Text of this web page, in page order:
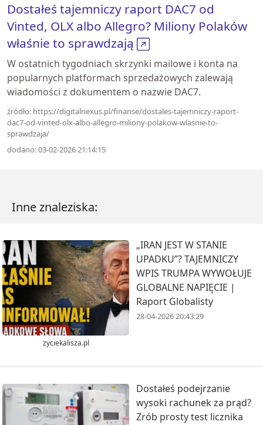
Dostałeś tajemniczy raport DAC7 od
Vinted, OLX albo Allegro? Miliony Polaków
właśnie to sprawdzają
W ostatnich tygodniach skrzynki mailowe i konta na
popularnych platformach sprzedażowych zalewają
wiadomości z dokumentem o nazwie DAC7.
źródło: https://digitalnexus.pl/finanse/dostales-tajemniczy-raport-
dac7-od-vinted-olx-albo-allegro-miliony-polakow-wlasnie-to-
sprawdzaja/
dodano: 03-02-2026 21:14:15
Inne znaleziska:
zyciekalisza.pl
„IRAN JEST W STANIE
UPADKU”? TAJEMNICZY
WPIS TRUMPA WYWOŁUJE
GLOBALNE NAPIĘCIE |
Raport Globalisty
28-04-2026 20:43:29
Dostałeś podejrzanie
wysoki rachunek za prąd?
Zrób prosty test licznika